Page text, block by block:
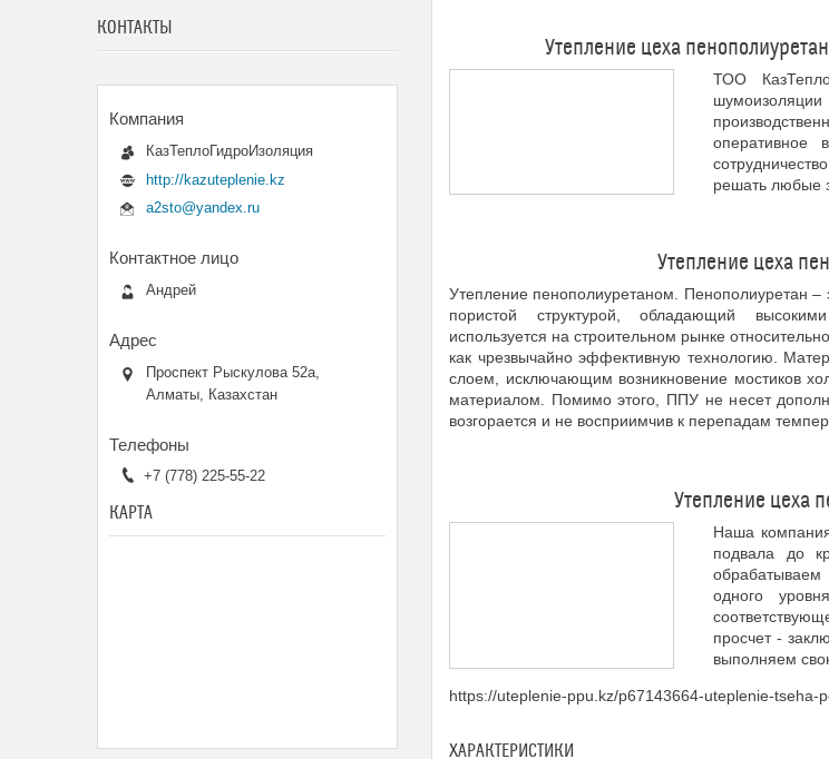
Утепление цеха
ТОО
оперативное
решать любые
Утепление цеха
Утепление пенополиуретаном. Пенополиуретан –
пористой структурой, обладающий
используется на строительном рынке
как чрезвычайно эффективную технологию.
слоем, исключающим возникновение мостиков
материалом. Помимо этого, ППУ не несет
возгорается и не восприимчив к перепадам
Утепление цеха
Наша
подвала до
одного
просчет -
выполняем
https://uteplenie-ppu.kz/p67143664-uteplenie-tseha-
ХАРАКТЕРИСТИКИ
КОНТАКТЫ
КазТеплоГидроИзоляция
http://kazuteplenie.kz
a2sto@yandex.ru
Андрей
Проспект Рыскулова 52а,
Алматы, Казахстан
+7 (778) 225-55-22
КАРТА